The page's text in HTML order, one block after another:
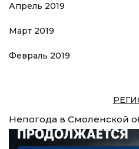
Апрель 2019
Март 2019
Февраль 2019
Непогода в Смоленской